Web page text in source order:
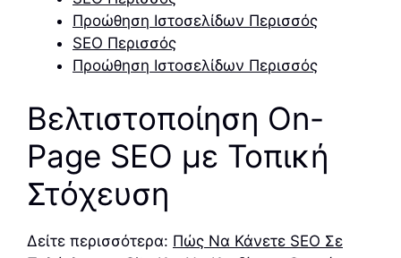
Προώθηση Ιστοσελίδων Περισσός
SEO Περισσός
Προώθηση Ιστοσελίδων Περισσός
Βελτιστοποίηση On-
Page SEO με Τοπική
Στόχευση
Δείτε περισσότερα: Πώς Να Κάνετε SEO Σε